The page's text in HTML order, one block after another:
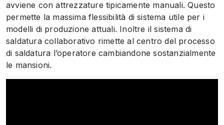
avviene con attrezzature tipicamente manuali. Questo
permette la massima flessibilità di sistema utile per i
modelli di produzione attuali. Inoltre il sistema di
saldatura collaborativo rimette al centro del processo
di saldatura l’operatore cambiandone sostanzialmente
le mansioni.